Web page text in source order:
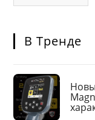
В Тренде